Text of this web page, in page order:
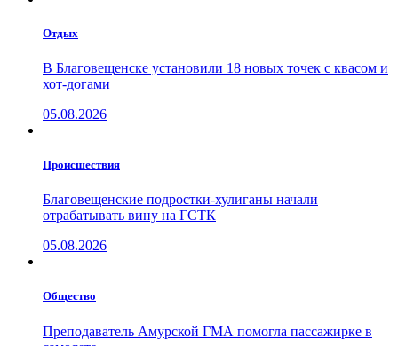
Отдых
В Благовещенске установили 18 новых точек с квасом и
хот-догами
05.08.2026
Проиcшествия
Благовещенские подростки-хулиганы начали
отрабатывать вину на ГСТК
05.08.2026
Общество
Преподаватель Амурской ГМА помогла пассажирке в